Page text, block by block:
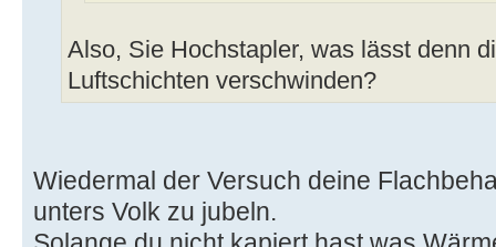
Also, Sie Hochstapler, was lässt denn
Luftschichten verschwinden?
Wiedermal der Versuch deine
unters Volk zu jubeln.